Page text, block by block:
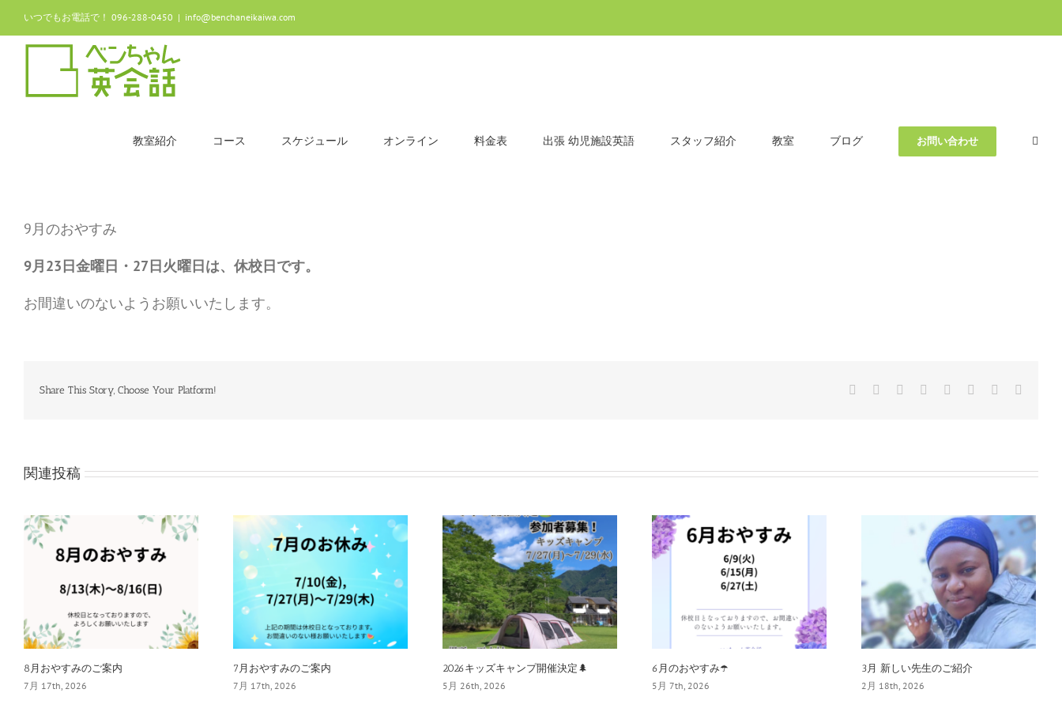
Skip
to
content
いつでもお電話で！ 096-288-0450 | info@benchaneikaiwa.com
教室紹介 コース スケジュール オンライン 料金表 出張 幼児施設英語 スタッフ紹介 教室 ブログ お問い合わせ
9月のおやすみ
9月23日金曜日・27日火曜日は、休校日です。
お間違いのないようお願いいたします。
Share This Story, Choose Your Platform! Facebook
TwitterReddit LinkedIn
TumblrPinterest
関連投稿
8月おやすみのご案内
7月 17th, 2026
7月おやすみのご案内
7月 17th, 2026
2026キッズキャンプ開催決定🌲
5月 26th, 2026
6月のおやすみ☂️
5月 7th, 2026
3月 新しい先生のご紹介
2月 18th, 2026